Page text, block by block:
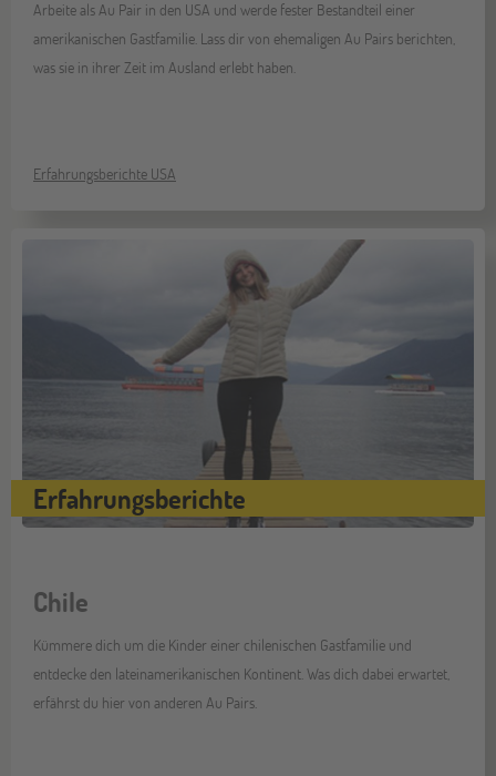
Arbeite als Au Pair in den USA und werde fester Bestandteil einer
amerikanischen Gastfamilie. Lass dir von ehemaligen Au Pairs berichten,
was sie in ihrer Zeit im Ausland erlebt haben.
Erfahrungsberichte USA
Erfahrungsberichte
Chile
Kümmere dich um die Kinder einer chilenischen Gastfamilie und
entdecke den lateinamerikanischen Kontinent. Was dich dabei erwartet,
erfährst du hier von anderen Au Pairs.